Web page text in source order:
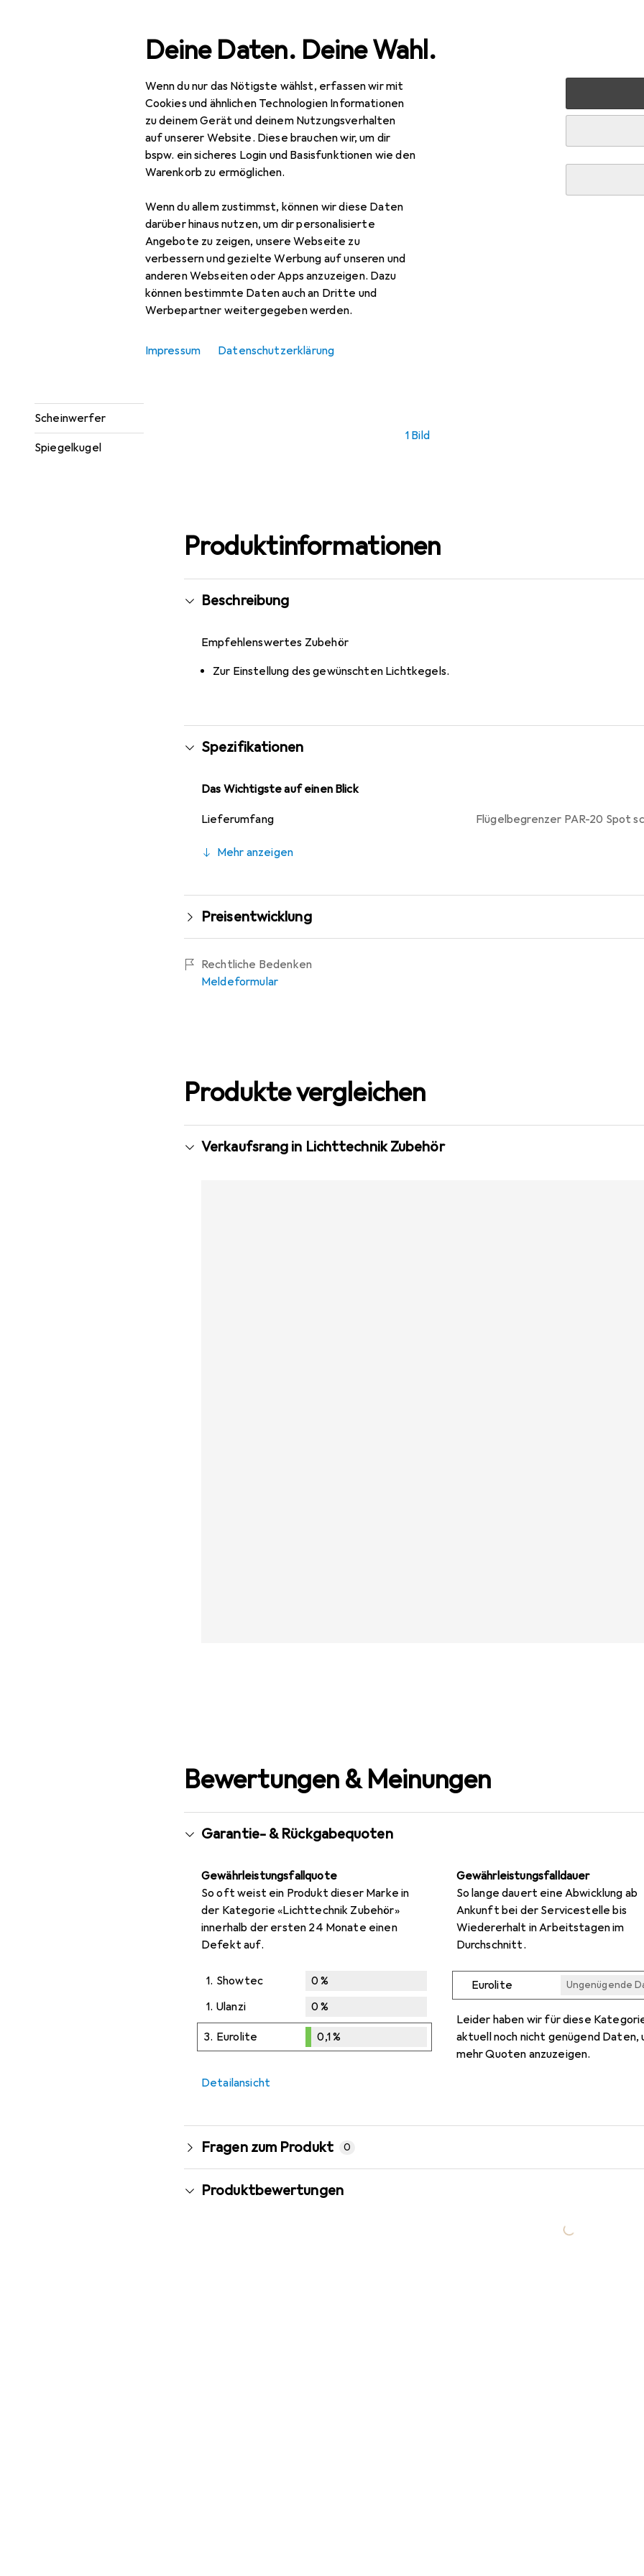
Deine Daten. Deine Wahl.
Wenn du nur das Nötigste wählst, erfassen wir mit
Cookies und ähnlichen Technologien Informationen
zu deinem Gerät und deinem Nutzungsverhalten
auf unserer Website. Diese brauchen wir, um dir
bspw. ein sicheres Login und Basisfunktionen wie den
Warenkorb zu ermöglichen.
Wenn du allem zustimmst, können wir diese Daten
darüber hinaus nutzen, um dir personalisierte
Angebote zu zeigen, unsere Webseite zu
verbessern und gezielte Werbung auf unseren und
anderen Webseiten oder Apps anzuzeigen. Dazu
können bestimmte Daten auch an Dritte und
Werbepartner weitergegeben werden.
Impressum Datenschutzerklärung
Navigation nach Kategorien
Scheinwerfer
Spiegelkugel
Gesamtsortiment IT + Multimedia Audio Eventtechnik Lichttechnik
1 Bild
Produktinformationen
Beschreibung
Empfehlenswertes Zubehör
Zur Einstellung des gewünschten Lichtkegels.
Spezifikationen
Das Wichtigste auf einen Blick
Lieferumfang Flügelbegrenzer PAR-20 Spot
Mehr anzeigen
Preisentwicklung
Rechtliche Bedenken
Meldeformular
Produkte vergleichen
Verkaufsrang in Lichttechnik Zubehör
Bewertungen & Meinungen
Garantie- & Rückgabequoten
Gewährleistungsfallquote
So oft weist ein Produkt dieser Marke in
der Kategorie «Lichttechnik Zubehör»
innerhalb der ersten 24 Monate einen
Defekt auf.
1. Showtec 0%
1. Ulanzi 0%
3. Eurolite
0,1%
0,1%
Gewährleistungsfalldauer
So lange dauert eine Abwicklung ab
Ankunft bei der Servicestelle bis
Wiedererhalt in Arbeitstagen im
Durchschnitt.
Eurolite Ungenügende
Leider haben wir für diese
aktuell noch nicht genügend Daten,
mehr Quoten anzuzeigen.
Detailansicht
Fragen zum Produkt 0
Produktbewertungen